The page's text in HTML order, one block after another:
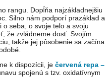
rangu. Dopĺňa najzákladnejšiu
Silno nám podporí prazáklad a
seba, o svoje telo a svoju
že zvládneme dosť. Svojím
takže jej pôsobenie sa začína
k dispozícii, je červená repa –
spojenú s tzv. oxidatívnym